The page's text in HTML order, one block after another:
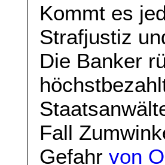
Kommt es
Strafjustiz
Die Banker
Fall
Gefahrvon